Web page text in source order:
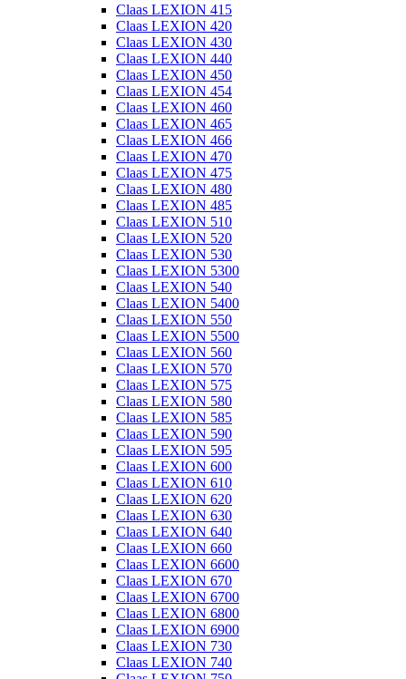
Claas LEXION 415
Claas LEXION 420
Claas LEXION 430
Claas LEXION 440
Claas LEXION 450
Claas LEXION 454
Claas LEXION 460
Claas LEXION 465
Claas LEXION 466
Claas LEXION 470
Claas LEXION 475
Claas LEXION 480
Claas LEXION 485
Claas LEXION 510
Claas LEXION 520
Claas LEXION 530
Claas LEXION 5300
Claas LEXION 540
Claas LEXION 5400
Claas LEXION 550
Claas LEXION 5500
Claas LEXION 560
Claas LEXION 570
Claas LEXION 575
Claas LEXION 580
Claas LEXION 585
Claas LEXION 590
Claas LEXION 595
Claas LEXION 600
Claas LEXION 610
Claas LEXION 620
Claas LEXION 630
Claas LEXION 640
Claas LEXION 660
Claas LEXION 6600
Claas LEXION 670
Claas LEXION 6700
Claas LEXION 6800
Claas LEXION 6900
Claas LEXION 730
Claas LEXION 740